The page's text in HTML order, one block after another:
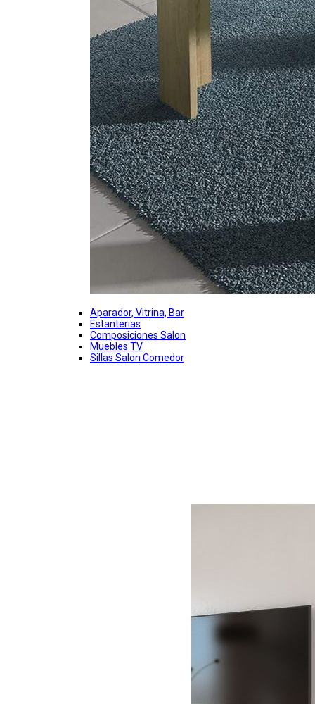
Aparador, Vitrina, Bar
Estanterias
Composiciones Salon
Muebles TV
Sillas Salon Comedor